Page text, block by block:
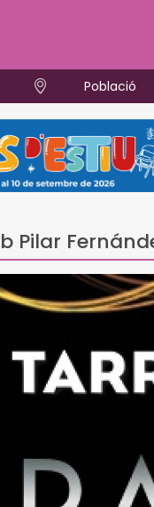
Població
Pilar